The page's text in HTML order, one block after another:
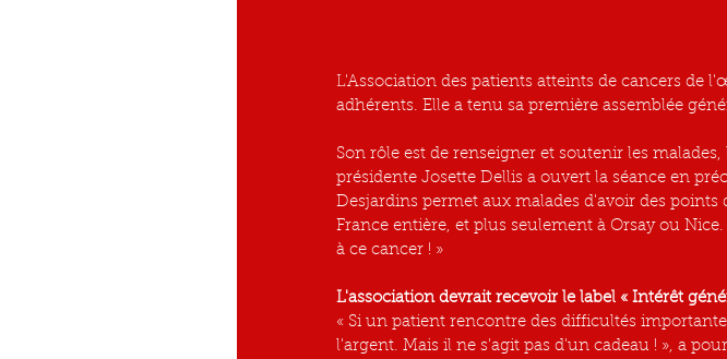
L'Association des patients atteints de cancers de
adhérents. Elle a tenu sa première assemblée
Son rôle est de renseigner et soutenir les
présidente Josette Dellis a ouvert la séance en
Desjardins permet aux malades d'avoir des
France entière, et plus seulement à Orsay ou
à ce cancer ! »
L'association devrait recevoir le label « Intérêt
« Si un patient rencontre des difficultés
l'argent. Mais il ne s'agit pas d'un cadeau ! », a